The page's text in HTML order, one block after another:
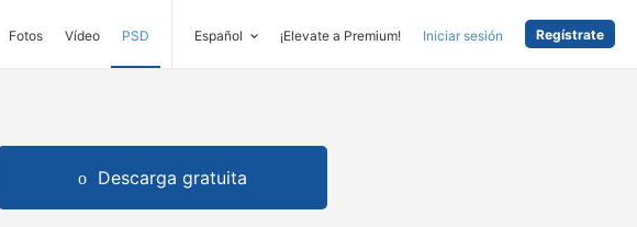
Fotos Vídeo PSD Español ¡Elevate a Premium! Iniciar sesión Regístrate
Descarga gratuita